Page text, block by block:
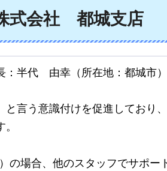
式会社 都城支店
：半代 由幸 （所在地：都城市）
言う意識付けを促進しており
の場合、他のスタッフでサポー